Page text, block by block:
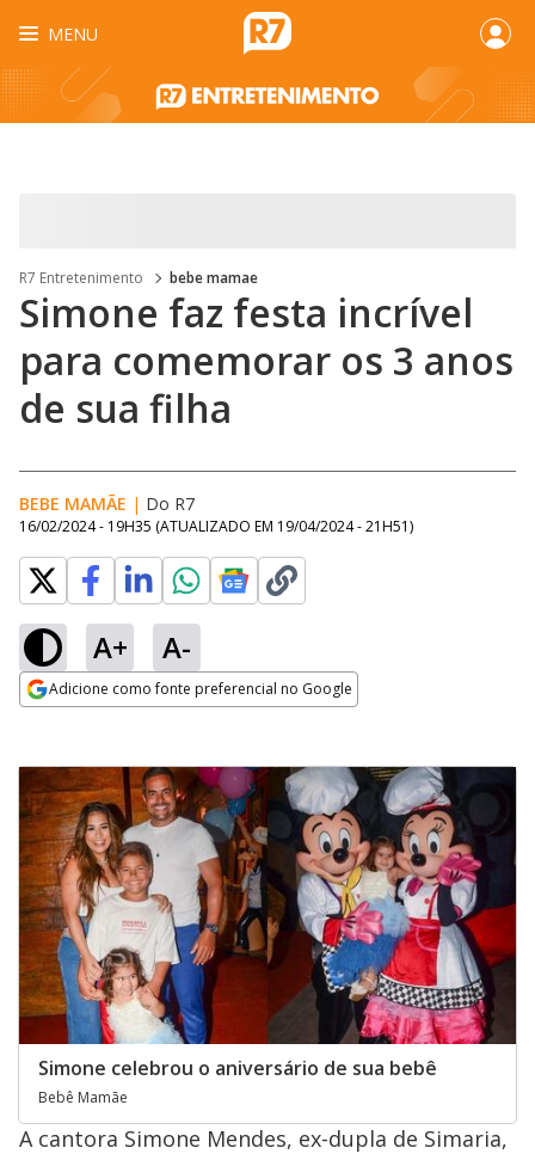
MENU
R7 Entretenimento bebe mamae
Simone faz festa incrível
para comemorar os 3 anos
de sua filha
BEBE MAMÃE | Do R7
16/02/2024 - 19H35 (ATUALIZADO EM 19/04/2024 - 21H51)
A+ A-
Adicione como fonte preferencial no Google
Simone celebrou o aniversário de sua bebê
Bebê Mamãe
A cantora Simone Mendes, ex-dupla de Simaria,